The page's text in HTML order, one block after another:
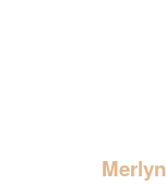
Merlyn